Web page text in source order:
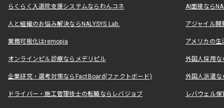
らくらく入退院支援システムならわんコネ AI面接なら
人と組織のお悩み解決ならNALYSYS Lab. アジャイル
業務可視化はremopia アメリカの
オンラインピル診療ならメデリピル 外国人採用
企業研究・選考対策ならFactBoard(ファクトボード) 外国人派遣な
ドライバー・施工管理技士の転職ならレバジョブ レバウェル